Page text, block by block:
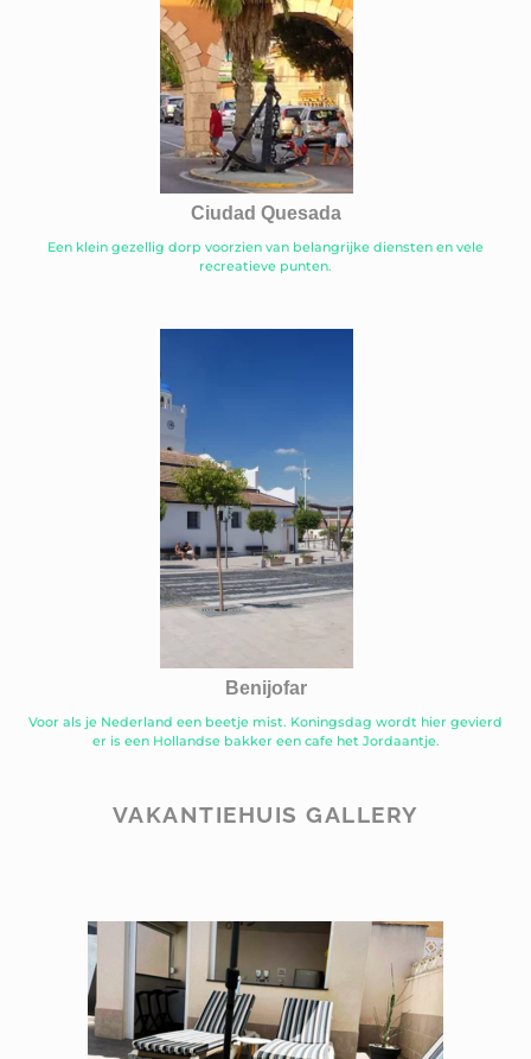
Ciudad Quesada
Een klein gezellig dorp voorzien van belangrijke diensten en vele
recreatieve punten.
Benijofar
Voor als je Nederland een beetje mist. Koningsdag wordt hier gevierd
er is een Hollandse bakker een cafe het Jordaantje.
VAKANTIEHUIS GALLERY